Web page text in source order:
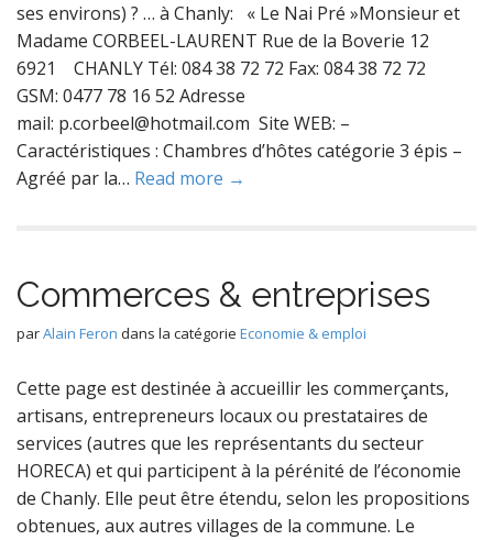
ses environs) ? … à Chanly: « Le Nai Pré »Monsieur et
Madame CORBEEL-LAURENT Rue de la Boverie 12
6921 CHANLY Tél: 084 38 72 72 Fax: 084 38 72 72
GSM: 0477 78 16 52 Adresse
mail: p.corbeel@hotmail.com Site WEB: –
Caractéristiques : Chambres d’hôtes catégorie 3 épis –
Agréé par la… Read more →
Commerces & entreprises
parAlain Feron dans la catégorie Economie & emploi
Cette page est destinée à accueillir les commerçants,
artisans, entrepreneurs locaux ou prestataires de
services (autres que les représentants du secteur
HORECA) et qui participent à la pérénité de l’économie
de Chanly. Elle peut être étendu, selon les propositions
obtenues, aux autres villages de la commune. Le